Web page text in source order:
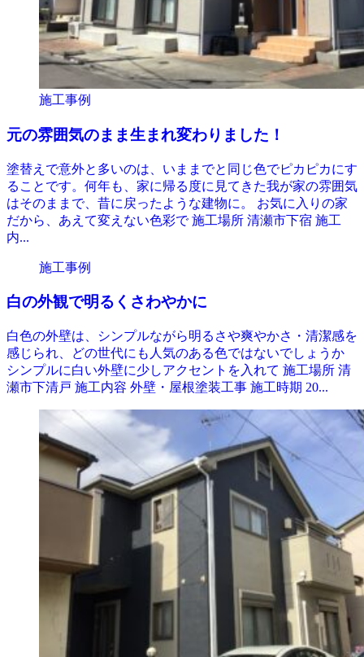
施工事例
元の雰囲気のまま生まれ変わりました！
塗替えで意外と多いのは、いままでと同じ色でピカピカにす
ることです。何年も、家に帰る度に見てきた我が家の雰囲気
はそのままで、昔に戻ったような建物に。 お気に入りの家
だから、あえて変えない色彩で 施工場所 清瀬市下宿 施工
内...
施工事例
白の外観で明るくさわやかに
白色の外壁は、シンプルながら明るさや爽やかさ・清潔感を
感じられ、どの世代にも人気のある色ではないでしょうか
シンプルに白い外壁に少しアクセントを入れて 施工場所 清
瀬市下清戸 施工内容 外壁・屋根塗装工事 施工時期 20...